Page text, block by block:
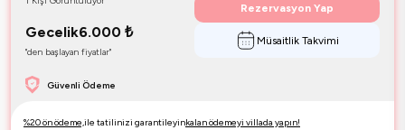
Güvenli Ödeme
Gecelik6.000 ₺
"den başlayan fiyatlar"
Rezervasyon Yap
Müsaitlik Takvimi
%20 ön ödeme,ile tatilinizi garantileyinkalan ödemeyi villada yapın!